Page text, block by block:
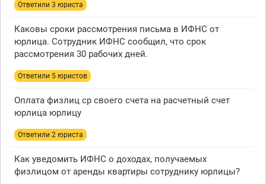
Ответили 3 юристa
Каковы сроки рассмотрения письма в ИФНС от
юрлица. Сотрудник ИФНС сообщил, что срок
рассмотрения 30 рабочих дней.
Ответили 5 юристов
Оплата физлиц ср своего счета на расчетный счет
юрлица юрлицу
Ответили 2 юристa
Как уведомить ИФНС о доходах, получаемых
физлицом от аренды квартиры сотруднику юрлицы?